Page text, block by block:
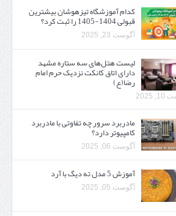
کدام آموزشگاه تیزهوشان بیشترین
قبولی 1404-1405 را ثبت کرد؟
آگوست 23, 2025
لیست هتل‌های سه ستاره مشهد
دارای اتاق کانکت نزدیک حرم امام
رضا(ع)
2025
مادربرد سرور چه تفاوتی با مادربرد
کامپیوتر دارد؟
آگوست 06, 2025
آموزش 5 مدل ته دیگ با آرد
آگوست 05, 2025